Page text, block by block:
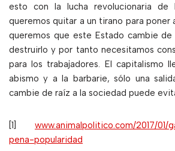
esto con la lucha revolucionaria de
queremos quitar a un tirano para poner
queremos que este Estado cambie
destruirlo y por tanto necesitamos
para los trabajadores. El capitalismo
abismo y a la barbarie, sólo una
cambie de raíz a la sociedad puede
[1] www.animalpolitico.com/2017/
pena-popularidad